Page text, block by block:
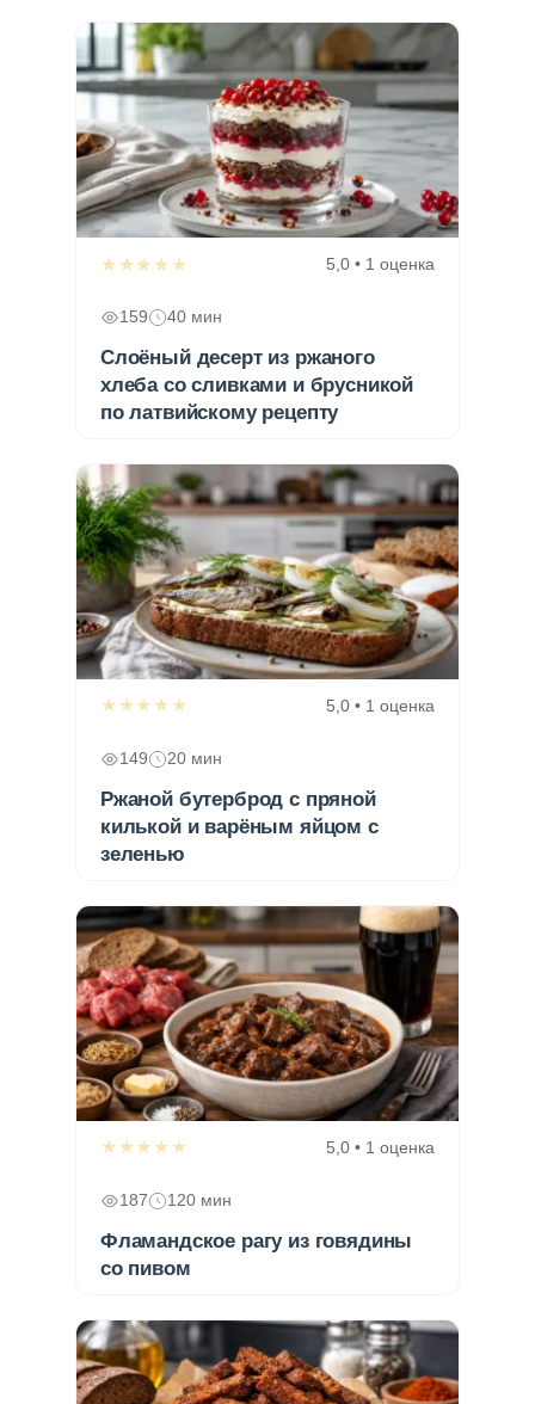
★★★★★ 5,0 • 1 оценка
159 40 мин
Слоёный десерт из ржаного
хлеба со сливками и брусникой
по латвийскому рецепту
★★★★★ 5,0 • 1 оценка
149 20 мин
Ржаной бутерброд с пряной
килькой и варёным яйцом с
зеленью
★★★★★ 5,0 • 1 оценка
187 120 мин
Фламандское рагу из говядины
со пивом